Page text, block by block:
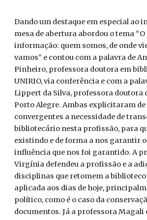
Dando um destaque em especial ao
mesa de abertura abordou o tema
informação: quem somos, de onde
vamos” e contou com a palavra de
Pinheiro, professora doutora em
UNIRIO, via conferência e com a
Lippert da Silva, professora doutora
Porto Alegre. Ambas explicitaram
convergentes a necessidade de
bibliotecário nesta profissão, para
existindo e de forma a nos garantir o
influência que nos foi garantido. A
Virgínia defendeu a profissão e a
disciplinas que retomem a
aplicada aos dias de hoje,
político, como é o caso da
documentos. Já a professora Magali